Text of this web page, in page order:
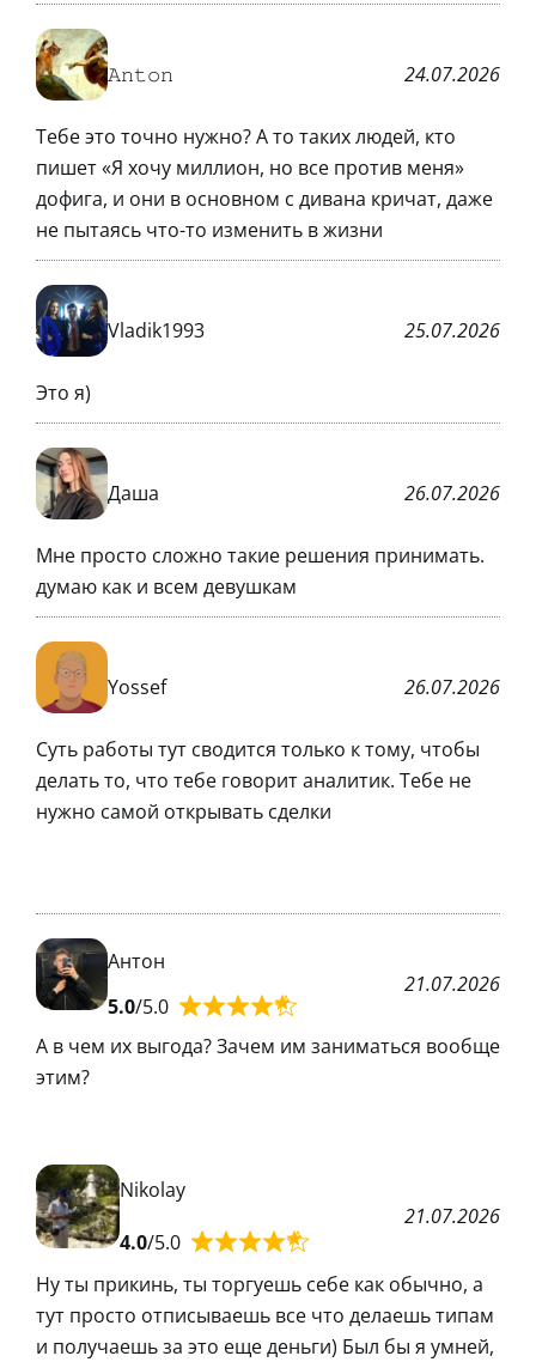
𝙰𝚗𝚝𝚘𝚗 24.07.2026
Тебе это точно нужно? А то таких людей, кто
пишет «Я хочу миллион, но все против меня»
дофига, и они в основном с дивана кричат, даже
не пытаясь что-то изменить в жизни
Vladik1993 25.07.2026
Это я)
Даша 26.07.2026
Мне просто сложно такие решения принимать.
думаю как и всем девушкам
Yossef 26.07.2026
Суть работы тут сводится только к тому, чтобы
делать то, что тебе говорит аналитик. Тебе не
нужно самой открывать сделки
Антон
5.0/5.0
21.07.2026
А в чем их выгода? Зачем им заниматься вообще
этим?
Nikolay
4.0/5.0
21.07.2026
Ну ты прикинь, ты торгуешь себе как обычно, а
тут просто отписываешь все что делаешь типам
и получаешь за это еще деньги) Был бы я умней,